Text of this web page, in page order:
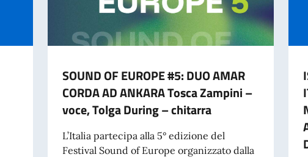
SOUND OF EUROPE #5: DUO AMAR
CORDA AD ANKARA Tosca Zampini –
voce, Tolga During – chitarra
L’Italia partecipa alla 5° edizione del
Festival Sound of Europe organizzato dalla